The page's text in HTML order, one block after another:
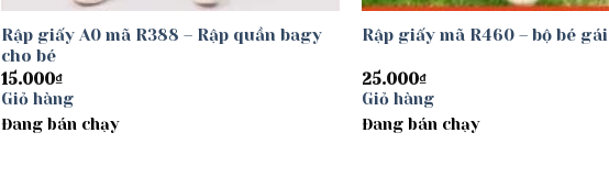
Rập giấy A0 mã R388 – Rập quần bagy
cho bé
15.000₫
Giỏ hàng
Đang bán chạy
Rập giấy mã R460 – bộ bé gái
25.000₫
Giỏ hàng
Đang bán chạy